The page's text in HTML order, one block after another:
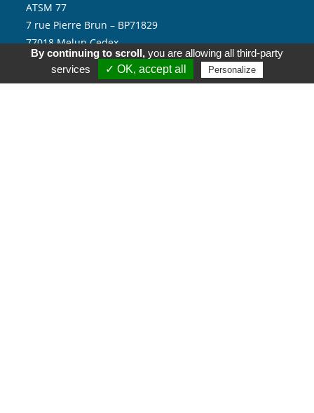
ATSM 77
7 rue Pierre Brun – BP71829
77018 Melun Cedex
By continuing to scroll,you are allowing all third-party
services
✓ OK, accept all Personalize